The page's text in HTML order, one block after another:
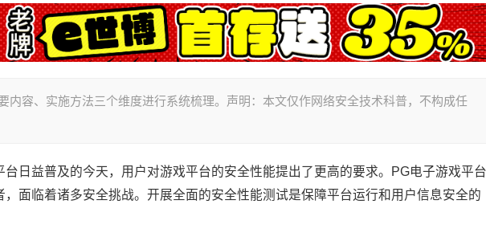
内容、实施方法三个维度进行系统梳理。声明：本文仅作网络安全技术科普，不构成任
台日益普及的今天，用户对游戏平台的安全性能提出了更高的要求。PG电子游戏平台
面临着诸多安全挑战。开展全面的安全性能测试是保障平台运行和用户信息安全的